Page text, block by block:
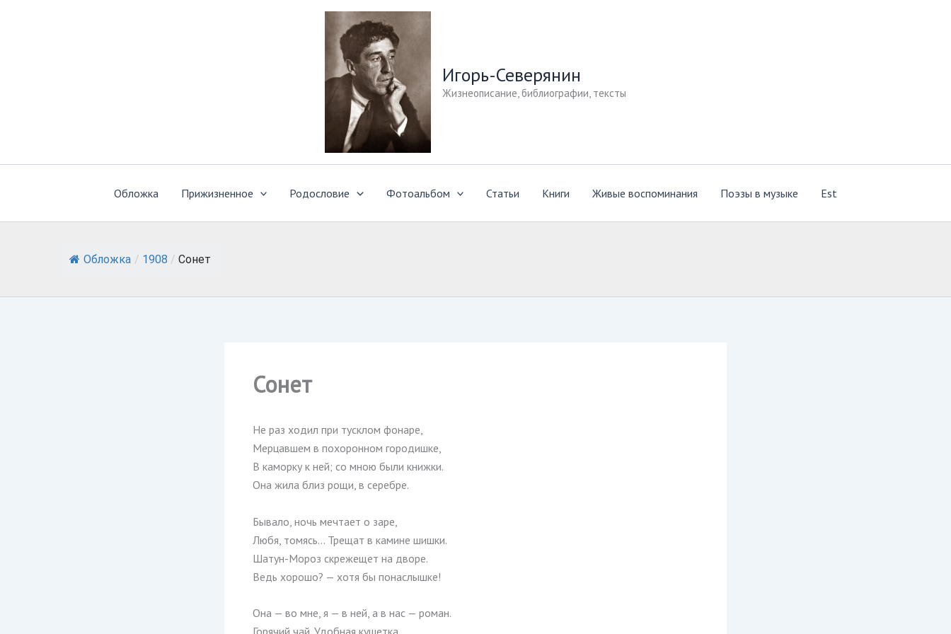
Игорь-Северянин
Жизнеописание, библиографии, тексты
Обложка Прижизненное Родословие Фотоальбом Статьи Книги Живые воспоминания Поэзы в музыке Est
Обложка / 1908 / Сонет
Сонет
Не раз ходил при тусклом фонаре,
Мерцавшем в похоронном городишке,
В каморку к ней; со мною были книжки.
Она жила близ рощи, в серебре.
Бывало, ночь мечтает о заре,
Любя, томясь… Трещат в камине шишки.
Шатун-Мороз скрежещет на дворе.
Ведь хорошо? — хотя бы понаслышке!
Она — во мне, я — в ней, а в нас — роман.